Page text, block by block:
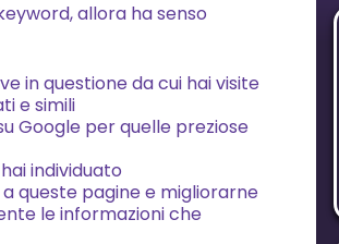
allora ha senso
in questione da cui hai visite
e simili
Google per quelle preziose
individuato
queste pagine e migliorarne
le informazioni che
“Personalizzazione degli annunci”.
essere raccolte su di te (sempre
in maniera anonima) anche
alcune caratteristiche
Puoi controllare questa
funzionalità nelle impostazioni